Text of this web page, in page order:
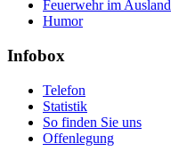
Feuerwehr im Ausland
Humor
Infobox
Telefon
Statistik
So finden Sie uns
Offenlegung